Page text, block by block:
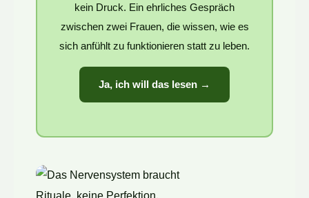
kein Druck. Ein ehrliches Gespräch
zwischen zwei Frauen, die wissen, wie es
sich anfühlt zu funktionieren statt zu leben.
Ja, ich will das lesen →